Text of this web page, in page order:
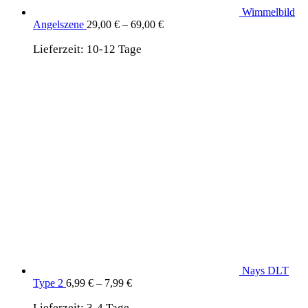
Wimmelbild
Angelszene 29,00 € – 69,00 €
Lieferzeit: 10-12 Tage
Nays DLT
Type 2 6,99 € – 7,99 €